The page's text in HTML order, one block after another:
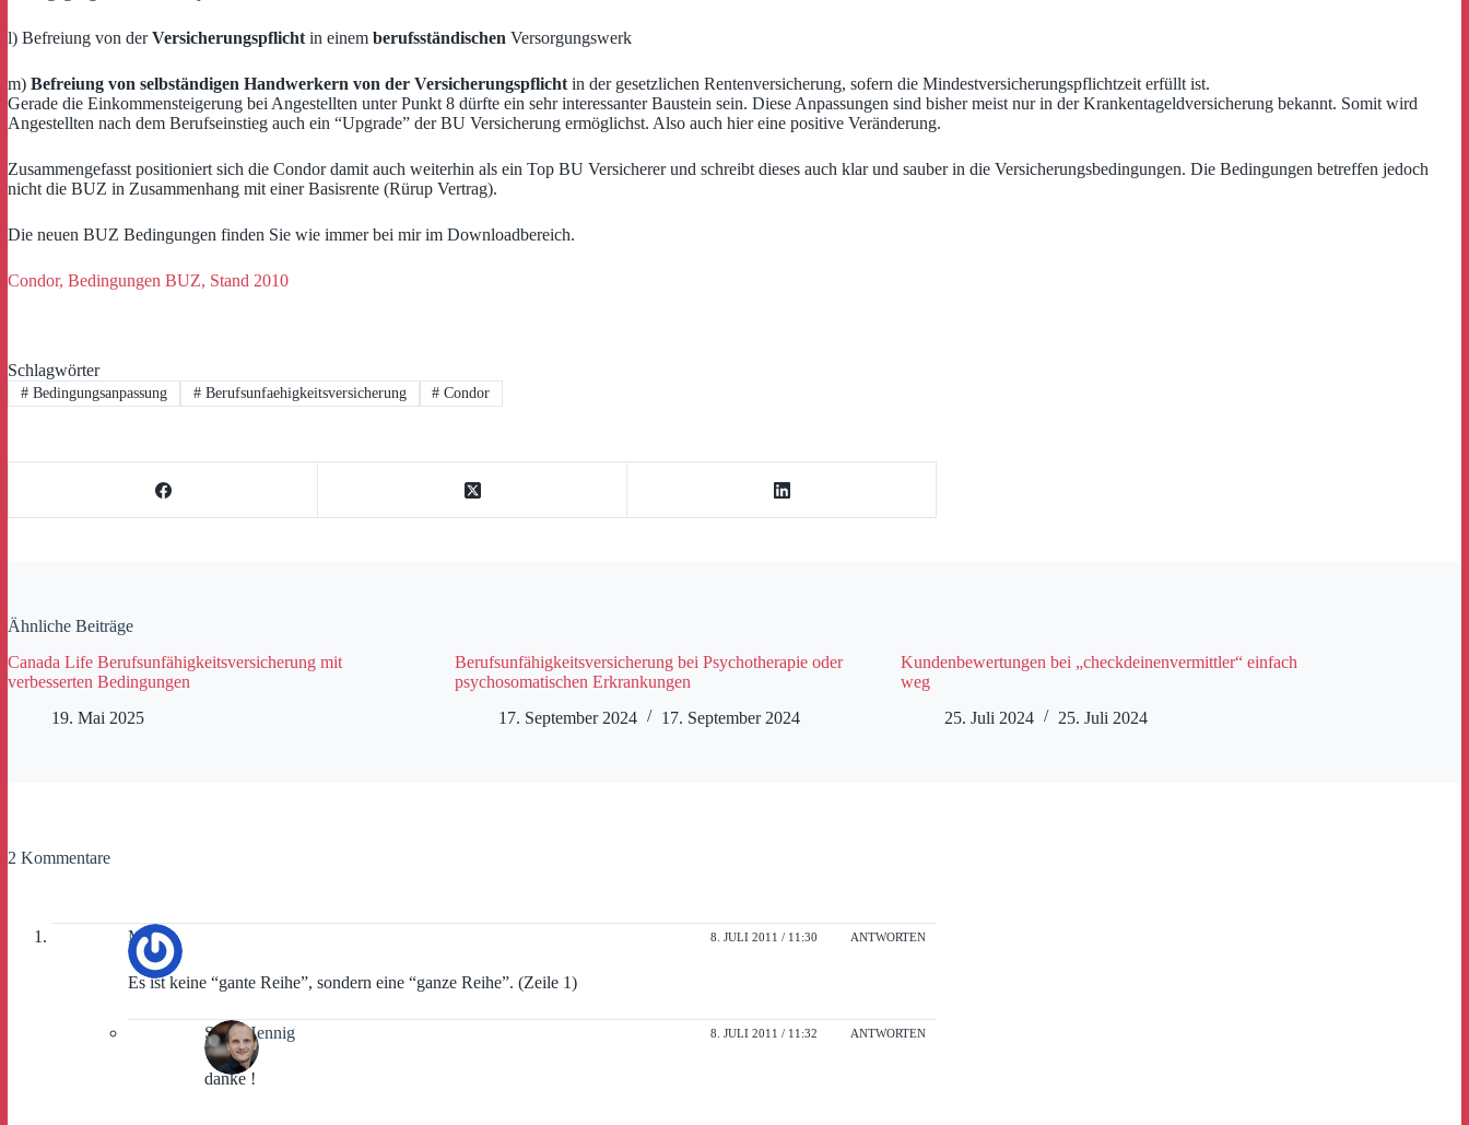
l) Befreiung von derVersicherungspflicht in einem berufsständischen Versorgungswerk
m) Befreiung von selbständigen Handwerkern von der Versicherungspflicht in der gesetzlichen Rentenversicherung, sofern die Mindestversicherungspflichtzeit erfüllt ist.
Gerade die Einkommensteigerung bei Angestellten unter Punkt 8 dürfte ein sehr interessanter Baustein sein. Diese Anpassungen sind bisher meist nur in der Krankentageldversicherung bekannt. Somit wird
Angestellten nach dem Berufseinstieg auch ein “Upgrade” der BU Versicherung ermöglichst. Also auch hier eine positive Veränderung.
Zusammengefasst positioniert sich die Condor damit auch weiterhin als ein Top BU Versicherer und schreibt dieses auch klar und sauber in die Versicherungsbedingungen. Die Bedingungen betreffen jedoch
nicht die BUZ in Zusammenhang mit einer Basisrente (Rürup Vertrag).
Die neuen BUZ Bedingungen finden Sie wie immer bei mir im Downloadbereich.
Condor, Bedingungen BUZ, Stand 2010
Schlagwörter
#Bedingungsanpassung #Berufsunfaehigkeitsversicherung # Condor
Ähnliche Beiträge
Canada Life Berufsunfähigkeitsversicherung mit
verbesserten Bedingungen
19. Mai 2025
Berufsunfähigkeitsversicherung bei Psychotherapie oder
psychosomatischen Erkrankungen
17. September 2024
17. September 2024
Kundenbewertungen bei „checkdeinenvermittler“ einfach
weg
25. Juli 2024
25. Juli 2024
2 Kommentare
Max 8. JULI 2011 / 11:30 ANTWORTEN
Es ist keine “gante Reihe”, sondern eine “ganze Reihe”. (Zeile 1)
Sven Hennig 8. JULI 2011 / 11:32 ANTWORTEN
danke !